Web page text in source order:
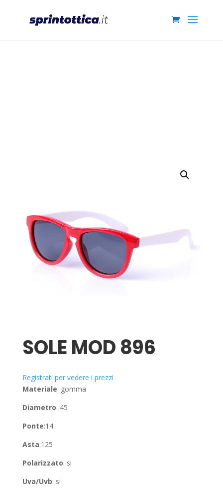
SOLE MOD 896
Registrati per vedere i prezzi
Materiale: gomma
Diametro: 45
Ponte:14
Asta:125
Polarizzato: si
Uva/Uvb: si